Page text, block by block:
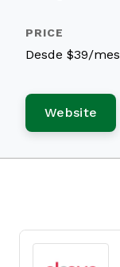
Desde $39/mes
Website